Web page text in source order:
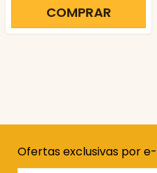
COMPRAR
Ofertas exclusivas por